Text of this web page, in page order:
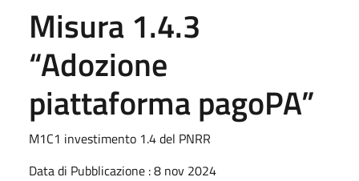
Misura 1.4.3
“Adozione
piattaforma pagoPA”
M1C1 investimento 1.4 del PNRR
Data di Pubblicazione : 8 nov 2024